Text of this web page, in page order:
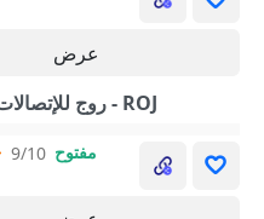
عرض
روج للإتصالات - ROJ
9/10 مفتوح